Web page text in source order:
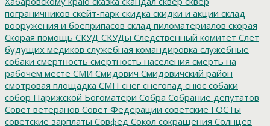
пограничников скейт-парк скидка скидки и акции склад
вооружения и боеприпасов склад пиломатериалов скорая
Скорая помощь СКУД СКУДы Следственный комитет Слет
будущих медиков служебная командировка служебные
собаки смертность смертность населения смерть на
рабочем месте СМИ Смидович Смидовичский район
смотровая площадка СМП снег снегопад снюс собаки
собор Парижской Богоматери Собра Собрание депутатов
Совет ветеранов Совет Федерации советские ГОСТы
советские зарплаты Совфед Сокол сокращения Солнцев